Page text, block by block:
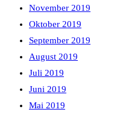
November 2019
Oktober 2019
September 2019
August 2019
Juli 2019
Juni 2019
Mai 2019